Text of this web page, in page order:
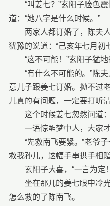
“叫姜七？”玄阳子脸色
道：“她八字是什么时候。”
两家人都订婚了，陈夫
犹豫的说道：“己亥年七月初
“这不可能！”玄阳子猛
“有什么不可能的。”陈
意儿子跟姜七订婚。拗不过
儿真的有问题，一定要打听清
这个时候姜七忽然问道
一语惊醒梦中人，大家
“先救南飞要紧。”老爷
救我孙儿，这幅手串拱手相
玄阳子大喜，“一言为定
坐在那儿的姜七眼中冷
怎么救的了陈南飞。